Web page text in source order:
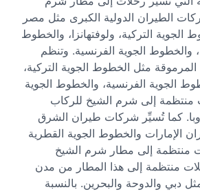
الطيران الدولية الكبرى مثل مصر
الجوية التركية، ولوفتهانزا، والخطوط
والخطوط الجوية الفرنسية. وتنظم
مثل الخطوط الجوية التركية،
الجوية الفرنسية، والخطوط الجوية
منتظمة إلى شرم الشيخ للركاب
كما تُسيِّر شركات طيران الشرق
الإمارات والخطوط الجوية القطرية
منتظمة إلى مطار شرم الشيخ
منتظمة إلى هذا المطار من مدن
دبي والدوحة والبحرين. بالنسبة